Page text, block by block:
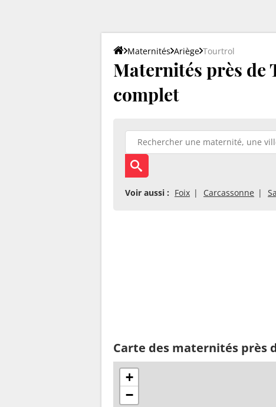
Maternités Ariège Tourtrol
Maternités près de
complet
Voir aussi : Foix Carcassonne
Carte des maternités près
+
−